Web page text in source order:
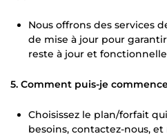
Nous offrons des services
de mise à jour pour
reste à jour et
5. Comment puis-je
Choisissez le plan/forfait
besoins, contactez-nous,